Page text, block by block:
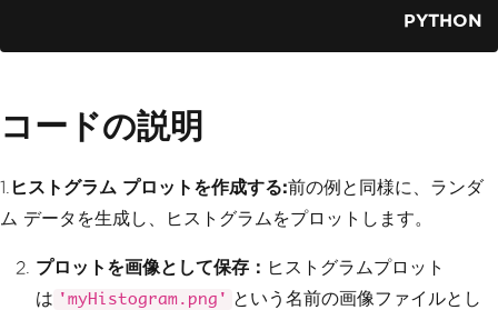
taining the histogram image
content +=
"<img src='myHistogram.pn
g'/>"
)
# Export the PDF to a file
PYTHON
コードの説明
1. ヒストグラム プロットを作成する:前の例と同様に、ランダ
ム データを生成し、ヒストグラムをプロットします。
プロットを画像として保存： ヒストグラムプロット
は 'myHistogram.png' という名前の画像ファイルとし